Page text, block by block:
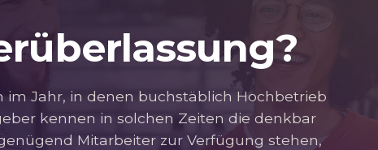
im Jahr, in denen buchstäblich Hochbetrieb
kennen in solchen Zeiten die denkbar
Mitarbeiter zur Verfügung stehen,